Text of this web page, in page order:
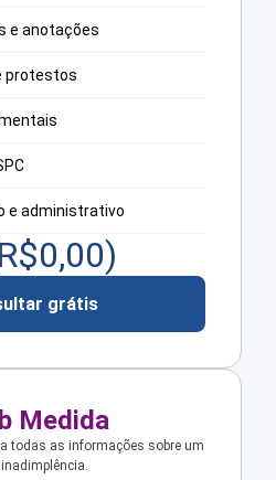
e anotações
protestos
e administrativo
0,00)
grátis
Medida
todas as informações sobre um